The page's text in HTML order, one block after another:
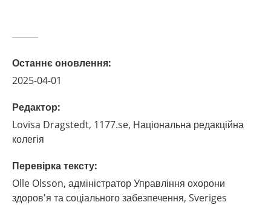
Останнє оновлення:
2025-04-01
Редактор:
Lovisa Dragstedt, 1177.se, Національна редакційна
колегія
Перевірка тексту:
Olle Olsson, адміністратор Управління охорони
здоров'я та соціального забезпечення, Sveriges